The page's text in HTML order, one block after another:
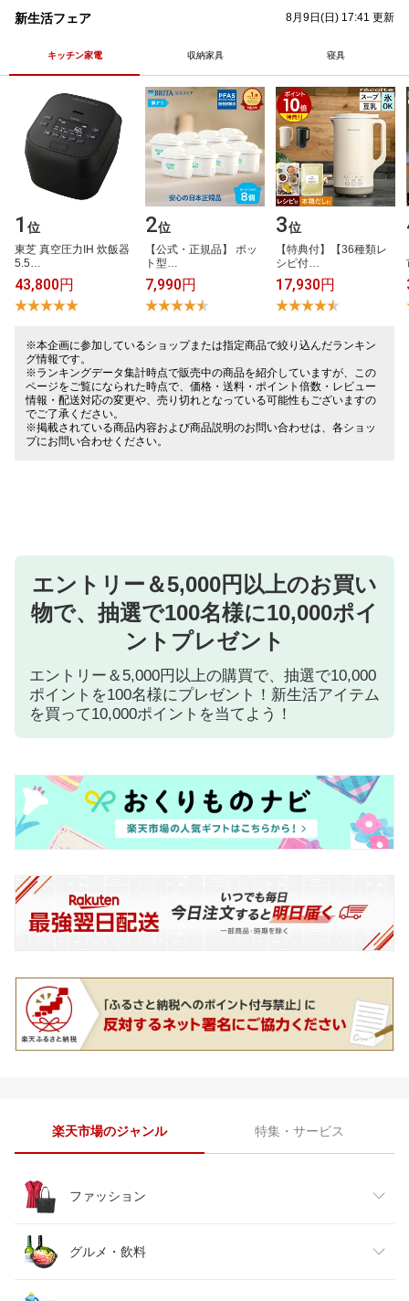
新生活フェア 8月9日(日) 17:41 更新
キッチン家電 収納家具 寝具
1 位
東​芝​ ​真​空​圧​力​I​H​ ​炊​飯​器​ ​
5​.​5​…
43,800円
2位
【​公​式​・​正​規​品​】​ ​ポ​ッ​
ト​型​…
7,990円
3位
【​特​典​付​】​【​3​6​種​類​レ​
シ​ピ​付​…
17,930円
※本企画に参加しているショップまたは指定商品で絞り込んだランキン
グ情報です。
※ランキングデータ集計時点で販売中の商品を紹介していますが、この
ページをご覧になられた時点で、価格・送料・ポイント倍数・レビュー
情報・配送対応の変更や、売り切れとなっている可能性もございますの
でご了承ください。
※掲載されている商品内容および商品説明のお問い合わせは、各ショッ
プにお問い合わせください。
エントリー＆5,000円以上のお買い
物で、抽選で100名様に10,000ポイ
ントプレゼント
エントリー＆5,000円以上の購買で、抽選で10,000
ポイントを100名様にプレゼント！新生活アイテム
を買って10,000ポイントを当てよう！
楽天市場のジャンル 特集・サービス
ファッション
レディースファッション
グルメ・飲料